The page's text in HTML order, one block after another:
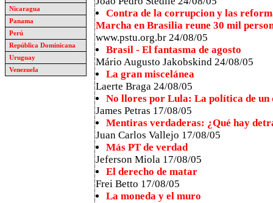
Nicaragua
Panama
Perú
República Dominicana
Uruguay
Venezuela
Contra de la corrupcion y las
Marcha en Brasilia reune 30 mil
www.pstu.org.br 24/08/05
Brasil - El fantasma de agosto
Mário Augusto Jakobskind 24/08/05
La gran miscelánea
Laerte Braga 24/08/05
No llores por Lula: La política de un
James Petras 17/08/05
Mentiras verdaderas: ¿Qué hay
Juan Carlos Vallejo 17/08/05
Más PT de verdad
Jeferson Miola 17/08/05
El derecho de matar
Frei Betto 17/08/05
La moneda y el muro